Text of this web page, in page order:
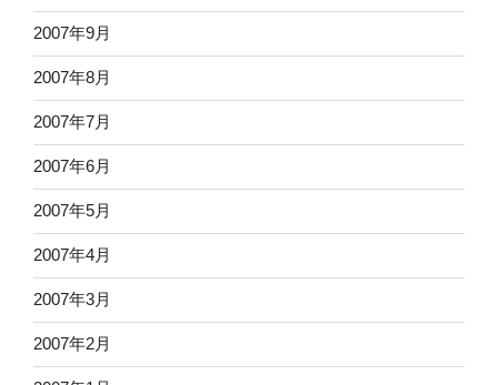
2007年9月
2007年8月
2007年7月
2007年6月
2007年5月
2007年4月
2007年3月
2007年2月